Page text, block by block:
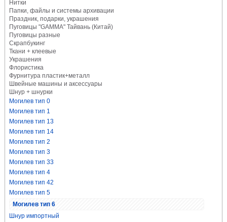
Нитки
Папки, файлы и системы архивации
Праздник, подарки, украшения
Пуговицы "GAMMA" Тайвань (Китай)
Пуговицы разные
Скрапбукинг
Ткани + клеевые
Украшения
Флористика
Фурнитура пластик+металл
Швейные машины и аксессуары
Шнур + шнурки
Могилев тип 0
Могилев тип 1
Могилев тип 13
Могилев тип 14
Могилев тип 2
Могилев тип 3
Могилев тип 33
Могилев тип 4
Могилев тип 42
Могилев тип 5
Могилев тип 6
Шнур импортный